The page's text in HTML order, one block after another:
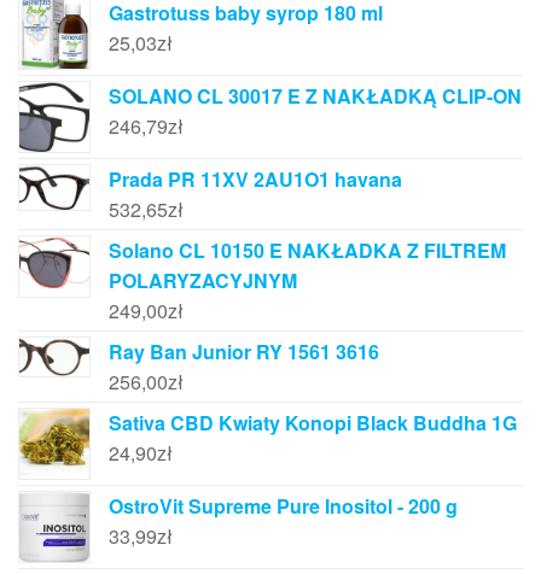
Gastrotuss baby syrop 180 ml
25,03zł
SOLANO CL 30017 E Z NAKŁADKĄ CLIP-ON
246,79zł
Prada PR 11XV 2AU1O1 havana
532,65zł
Solano CL 10150 E NAKŁADKA Z FILTREM
POLARYZACYJNYM
249,00zł
Ray Ban Junior RY 1561 3616
256,00zł
Sativa CBD Kwiaty Konopi Black Buddha 1G
24,90zł
OstroVit Supreme Pure Inositol - 200 g
33,99zł